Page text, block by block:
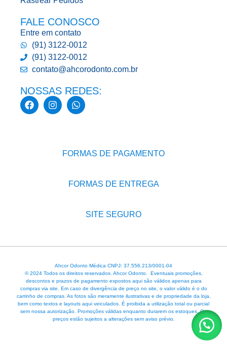
FALE CONOSCO
Entre em contato
(91) 3122-0012
(91) 3122-0012
contato@ahcorodonto.com.br
NOSSAS REDES:
FORMAS DE PAGAMENTO
FORMAS DE ENTREGA
SITE SEGURO
Ahcor Odonto Médica CNPJ: 37.556.213/0001-04
© 2024 Todos os direitos reservados. Ahcor Odonto. Eventuais promoções,
descontos e prazos de pagamento expostos aqui são válidos apenas para
compras via site. Em caso de divergência de preço no site, o valor válido é o do
carrinho de compras. As fotos são meramente ilustrativas e de propriedade da loja,
bem como textos e layouts aqui veiculados. É proibida a utilização total ou parcial
sem nossa autorização. Promoções válidas enquanto durarem os estoques. Os
preços estão sujeitos a alterações sem aviso prévio.